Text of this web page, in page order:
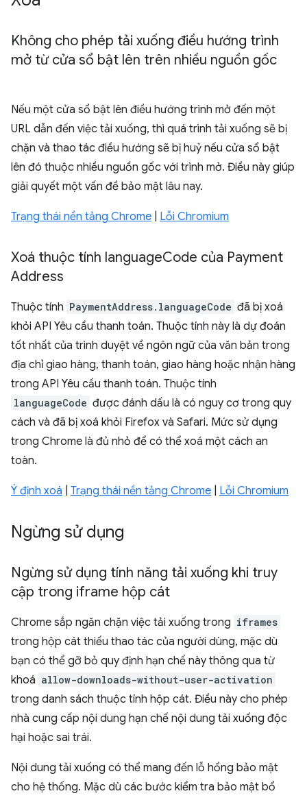
Không cho phép tải xuống điều hướng trình
mở từ cửa sổ bật lên trên nhiều nguồn gốc
Nếu một cửa sổ bật lên điều hướng trình mở đến một
URL dẫn đến việc tải xuống, thì quá trình tải xuống sẽ bị
chặn và thao tác điều hướng sẽ bị huỷ nếu cửa sổ bật
lên đó thuộc nhiều nguồn gốc với trình mở. Điều này giúp
giải quyết một vấn đề bảo mật lâu nay.
Trạng thái nền tảng Chrome Lỗi Chromium
Xoá thuộc tính languageCode của Payment
Address
Thuộc tính PaymentAddress.languageCode đã bị xoá
khỏi API Yêu cầu thanh toán. Thuộc tính này là dự đoán
tốt nhất của trình duyệt về ngôn ngữ của văn bản trong
địa chỉ giao hàng, thanh toán, giao hàng hoặc nhận hàng
trong API Yêu cầu thanh toán. Thuộc tính
languageCode được đánh dấu là có nguy cơ trong quy
cách và đã bị xoá khỏi Firefox và Safari. Mức sử dụng
trong Chrome là đủ nhỏ để có thể xoá một cách an
toàn.
Ý định xoá Trạng thái nền tảng Chrome Lỗi Chromium
Ngừng sử dụng
Ngừng sử dụng tính năng tải xuống khi truy
cập trong iframe hộp cát
Chrome sắp ngăn chặn việc tải xuống trong iframes
trong hộp cát thiếu thao tác của người dùng, mặc dù
bạn có thể gỡ bỏ quy định hạn chế này thông qua từ
khoá allow-downloads-without-user-activation
trong danh sách thuộc tính hộp cát. Điều này cho phép
nhà cung cấp nội dung hạn chế nội dung tải xuống độc
hại hoặc sai trái.
Nội dung tải xuống có thể mang đến lỗ hổng bảo mật
cho hệ thống. Mặc dù các bước kiểm tra bảo mật bổ